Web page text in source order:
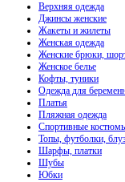
Верхняя одежда
Джинсы женские
Жакеты и жилеты
Женская одежда
Женские брюки,
Женское белье
Кофты, туники
Одежда для
Платья
Пляжная одежда
Спортивные
Топы, футболки,
Шарфы, платки
Шубы
Юбки